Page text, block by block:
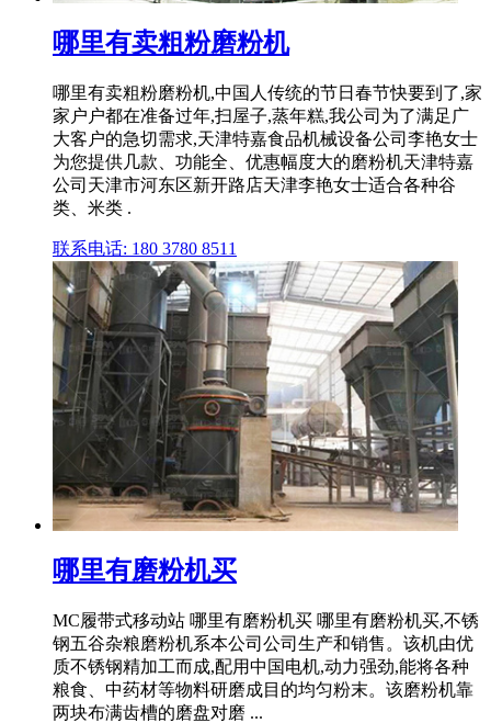
哪里有卖粗粉磨粉机
哪里有卖粗粉磨粉机,中国人传统的节日春节快要到了,家
家户户都在准备过年,扫屋子,蒸年糕,我公司为了满足广
大客户的急切需求,天津特嘉食品机械设备公司李艳女士
为您提供几款、功能全、优惠幅度大的磨粉机天津特嘉
公司天津市河东区新开路店天津李艳女士适合各种谷
类、米类 .
联系电话: 180 3780 8511
哪里有磨粉机买
MC履带式移动站 哪里有磨粉机买 哪里有磨粉机买,不锈
钢五谷杂粮磨粉机系本公司公司生产和销售。该机由优
质不锈钢精加工而成,配用中国电机,动力强劲,能将各种
粮食、中药材等物料研磨成目的均匀粉末。该磨粉机靠
两块布满齿槽的磨盘对磨 ...